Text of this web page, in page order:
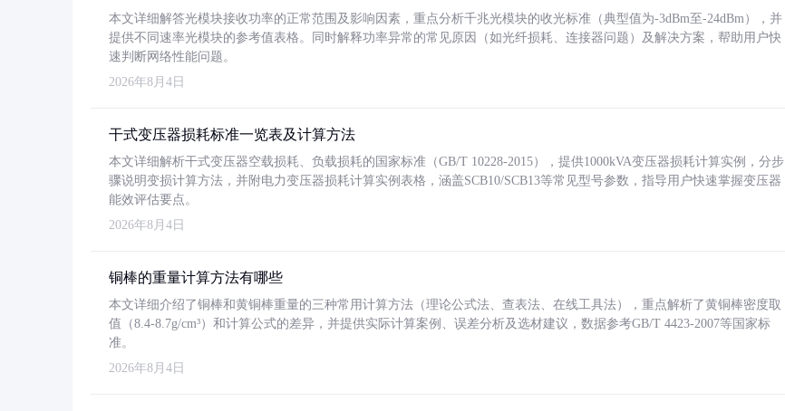
本文详细解答光模块接收功率的正常范围及影响因素，重点分析千兆光模块的收光标准（典型值为-3dBm至-24dBm），并
提供不同速率光模块的参考值表格。同时解释功率异常的常见原因（如光纤损耗、连接器问题）及解决方案，帮助用户快
速判断网络性能问题。
2026年8月4日
干式变压器损耗标准一览表及计算方法
本文详细解析干式变压器空载损耗、负载损耗的国家标准（GB/T 10228-2015），提供1000kVA变压器损耗计算实例，分步
骤说明变损计算方法，并附电力变压器损耗计算实例表格，涵盖SCB10/SCB13等常见型号参数，指导用户快速掌握变压器
能效评估要点。
2026年8月4日
铜棒的重量计算方法有哪些
本文详细介绍了铜棒和黄铜棒重量的三种常用计算方法（理论公式法、查表法、在线工具法），重点解析了黄铜棒密度取
值（8.4-8.7g/cm³）和计算公式的差异，并提供实际计算案例、误差分析及选材建议，数据参考GB/T 4423-2007等国家标
准。
2026年8月4日